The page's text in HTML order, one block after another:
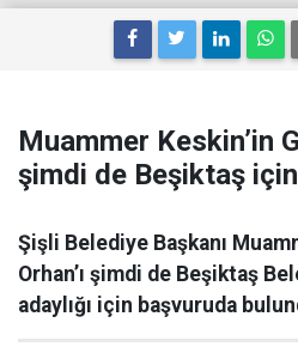
Muammer Keskin’in
şimdi de Beşiktaş
Şişli Belediye Başkanı
Orhan’ı şimdi de Beşiktaş
adaylığı için başvuruda